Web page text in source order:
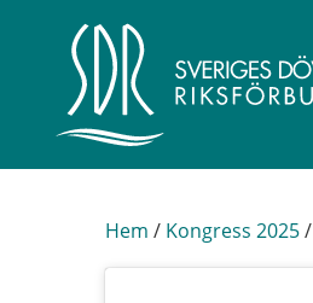
Hem / Kongress 2025/